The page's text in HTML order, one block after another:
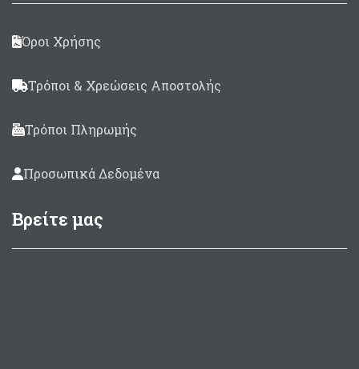
Όροι Χρήσης
Τρόποι & Χρεώσεις Αποστολής
Τρόποι Πληρωμής
Προσωπικά Δεδομένα
Βρείτε μας